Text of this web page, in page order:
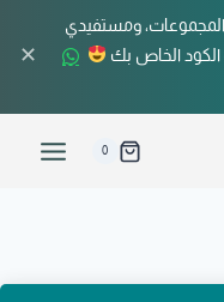
ومستفيدي
الخاص بك
✕
0